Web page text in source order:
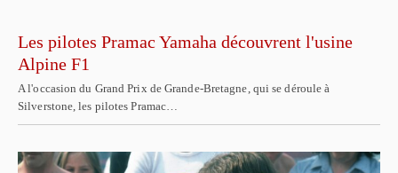
Les pilotes Pramac Yamaha découvrent l'usine
Alpine F1
A l'occasion du Grand Prix de Grande-Bretagne, qui se déroule à
Silverstone, les pilotes Pramac…